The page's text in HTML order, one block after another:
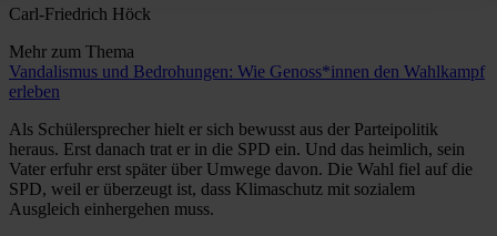
Carl-Friedrich Höck
Mehr zum Thema
Vandalismus und Bedrohungen: Wie Genoss*innen den Wahlkampf
erleben
Als Schülersprecher hielt er sich bewusst aus der Parteipolitik
heraus. Erst danach trat er in die SPD ein. Und das heimlich, sein
Vater erfuhr erst später über Umwege davon. Die Wahl fiel auf die
SPD, weil er überzeugt ist, dass Klimaschutz mit sozialem
Ausgleich einhergehen muss.